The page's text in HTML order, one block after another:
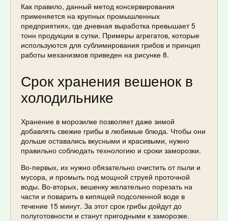
Как правило, данный метод консервирования
применяется на крупных промышленных
предприятиях, где дневная выработка превышает 5
тонн продукции в сутки. Примеры агрегатов, которые
используются для сублимирования грибов и принцип
работы механизмов приведен на рисунке 8.
Срок хранения вешенок в
холодильнике
Хранение в морозилке позволяет даже зимой
добавлять свежие грибы в любимые блюда. Чтобы они
дольше оставались вкусными и красивыми, нужно
правильно соблюдать технологию и сроки заморозки.
Во-первых, их нужно обязательно очистить от пыли и
мусора, и промыть под мощной струей проточной
воды. Во-вторых, вешенку желательно порезать на
части и поварить в кипящей подсоленной воде в
течение 15 минут. За этот срок грибы дойдут до
полуготовности и станут пригодными к заморозке.